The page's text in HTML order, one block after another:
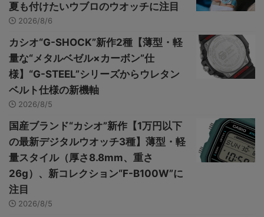
夏も付けたいウブロのウオッチに注目
2026/8/6
カシオ“G-SHOCK”新作2種【薄型・軽
量な“メタルベゼル×カーボン”仕
様】“G-STEEL”シリーズからウレタン
ベルト仕様の新機軸
2026/8/5
国産ブランド“カシオ”新作【1万円以下
の最新デジタルウオッチ3種】薄型・軽
量スタイル（厚さ8.8mm、重さ
26g）、新コレクション“F-B100W”に
注目
2026/8/5